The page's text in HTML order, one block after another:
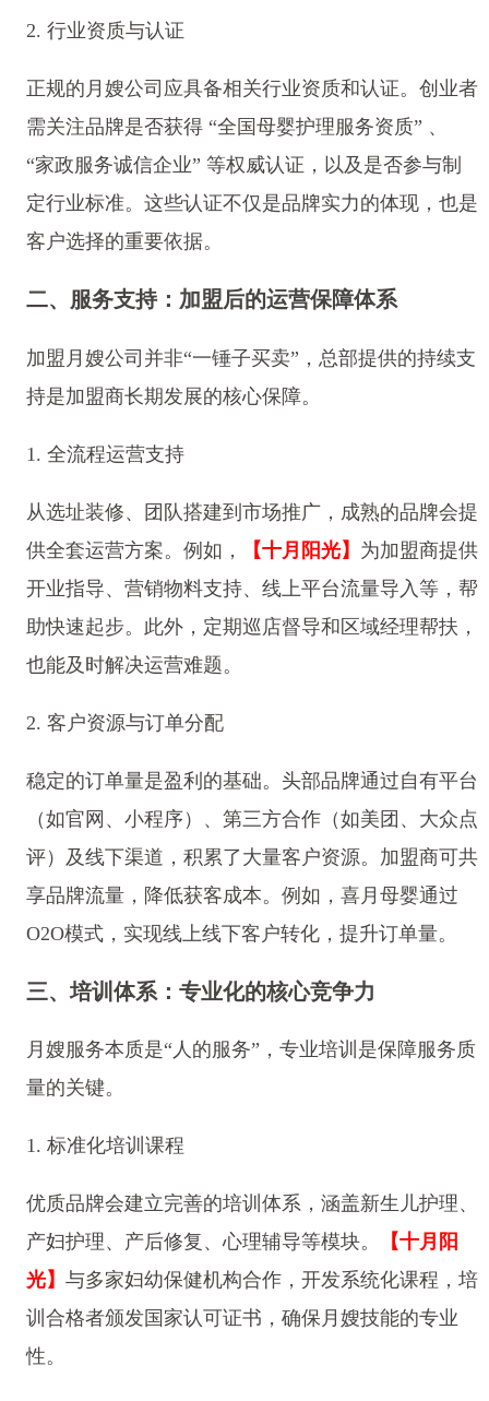
2. 行业资质与认证
正规的月嫂公司应具备相关行业资质和认证。创业者
需关注品牌是否获得 “全国母婴护理服务资质” 、
“家政服务诚信企业” 等权威认证，以及是否参与制
定行业标准。这些认证不仅是品牌实力的体现，也是
客户选择的重要依据。
二、服务支持：加盟后的运营保障体系
加盟月嫂公司并非“一锤子买卖”，总部提供的持续支
持是加盟商长期发展的核心保障。
1. 全流程运营支持
从选址装修、团队搭建到市场推广，成熟的品牌会提
供全套运营方案。例如，
【十月阳光】 为加盟商提供
开业指导、营销物料支持、线上平台流量导入等，帮
助快速起步。此外，定期巡店督导和区域经理帮扶，
也能及时解决运营难题。
2. 客户资源与订单分配
稳定的订单量是盈利的基础。头部品牌通过自有平台
（如官网、小程序）、第三方合作（如美团、大众点
评）及线下渠道，积累了大量客户资源。加盟商可共
享品牌流量，降低获客成本。例如，喜月母婴通过
O2O模式，实现线上线下客户转化，提升订单量。
三、培训体系：专业化的核心竞争力
月嫂服务本质是“人的服务”，专业培训是保障服务质
量的关键。
1. 标准化培训课程
优质品牌会建立完善的培训体系，涵盖新生儿护理、
产妇护理、产后修复、心理辅导等模块。
【十月阳
光】 与多家妇幼保健机构合作，开发系统化课程，培
训合格者颁发国家认可证书，确保月嫂技能的专业
性。